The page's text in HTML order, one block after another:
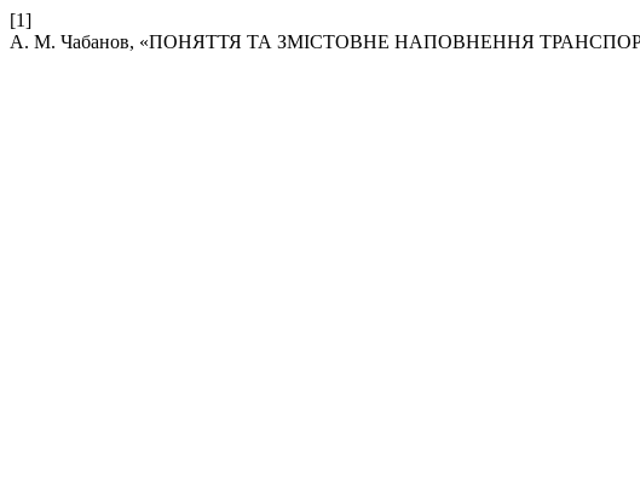
[1]
А. М. Чабанов, «ПОНЯТТЯ ТА ЗМІСТОВНЕ НАПОВНЕННЯ